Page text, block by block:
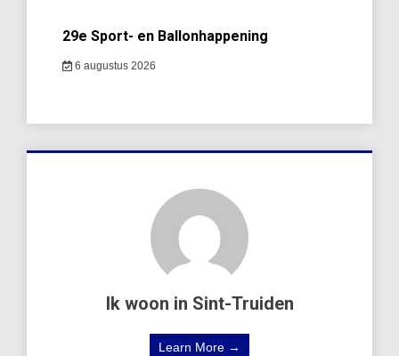
29e Sport- en Ballonhappening
6 augustus 2026
Ik woon in Sint-Truiden
Learn More →